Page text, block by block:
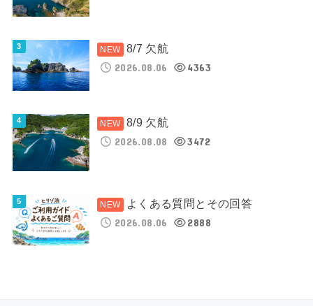
8/7 欠航
2026.08.06
4363
8/9 欠航
2026.08.08
3472
よくある質問とその回答
2026.08.06
2888